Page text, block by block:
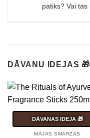
patiks? Vai tas
DĀVANU IDEJAS 🎁
DĀVANAS IDEJA 🎁
MĀJAS SMARŽAS